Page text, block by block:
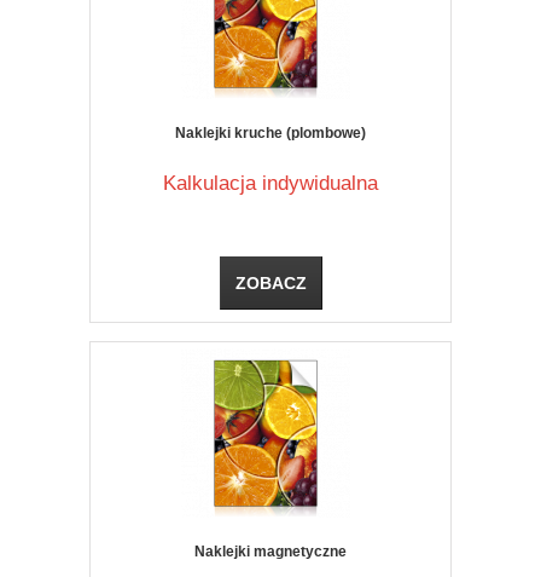
Naklejki kruche (plombowe)
Kalkulacja indywidualna
ZOBACZ
Naklejki magnetyczne